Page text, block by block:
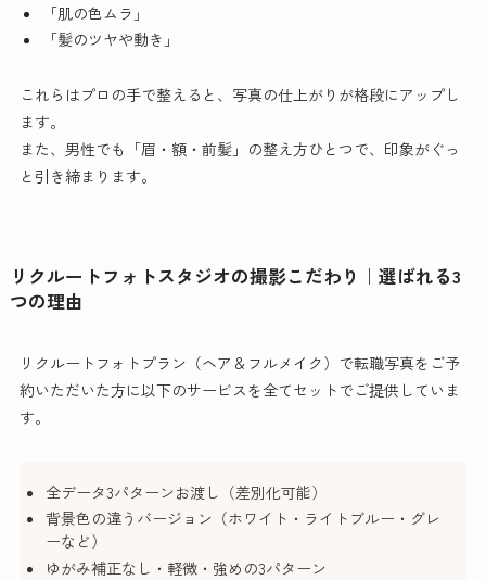
「肌の色ムラ」
「髪のツヤや動き」
これらはプロの手で整えると、写真の仕上がりが格段にアップし
ます。
また、男性でも「眉・額・前髪」の整え方ひとつで、印象がぐっ
と引き締まります。
リクルートフォトスタジオの撮影こだわり｜選ばれる3
つの理由
リクルートフォトプラン（ヘア＆フルメイク）で転職写真をご予
約いただいた方に以下のサービスを全てセットでご提供していま
す。
全データ3パターンお渡し（差別化可能）
背景色の違うバージョン（ホワイト・ライトブルー・グレ
ーなど）
ゆがみ補正なし・軽微・強めの3パターン